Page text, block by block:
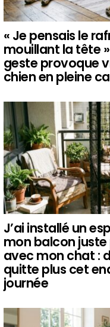
« Je pensais le
mouillant la tête
geste provoque
chien en pleine
J’ai installé un
mon balcon
avec mon chat :
quitte plus cet
journée